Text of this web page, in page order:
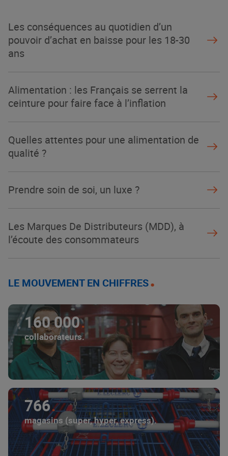
Les conséquences au quotidien d’un
pouvoir d’achat en baisse pour les 18-30
ans
Alimentation : les Français se serrent la
ceinture pour faire face à l’inflation
Quelles attentes pour une alimentation de
qualité ?
Prendre soin de soi, un luxe ?
Les Marques De Distributeurs (MDD), à
l’écoute des consommateurs
LE MOUVEMENT EN CHIFFRES
160 000
collaborateurs.
766
magasins (super, hyper, express).